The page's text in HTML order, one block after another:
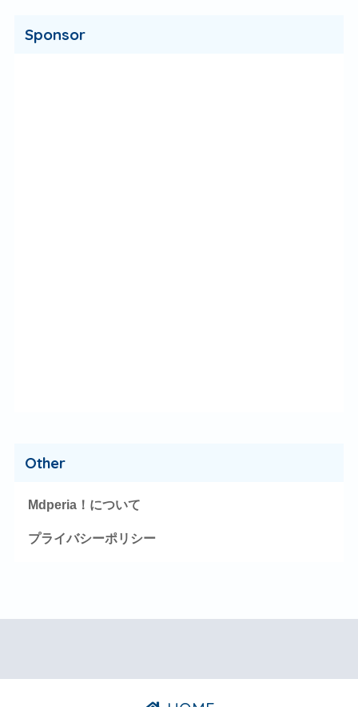
Sponsor
Other
Mdperia！について
プライバシーポリシー